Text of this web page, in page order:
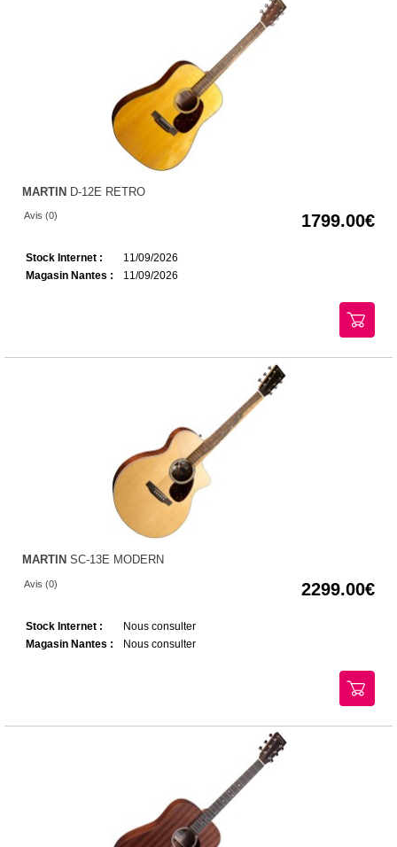
MARTIN D-12E RETRO
Avis (0) 1799.00
Stock Internet :
11/09/2026
Magasin Nantes :
11/09/2026
MARTIN SC-13E MODERN
Avis (0) 2299.00
Stock Internet :
Nous consulter
Magasin Nantes :
Nous consulter